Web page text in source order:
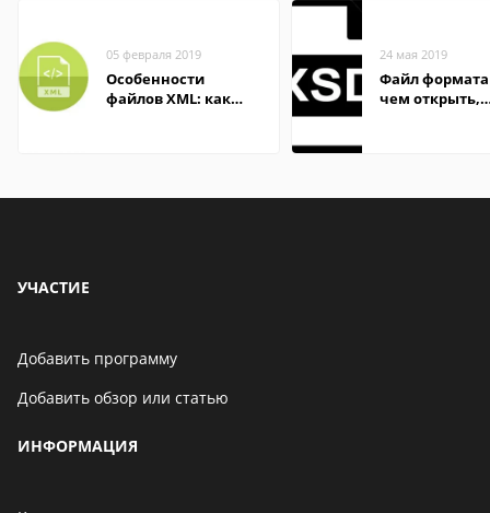
05 февраля 2019
Особенности
файлов XML: как
24 мая 2019
Файл формата
чем открыть,
УЧАСТИЕ
Добавить программу
Добавить обзор или статью
ИНФОРМАЦИЯ